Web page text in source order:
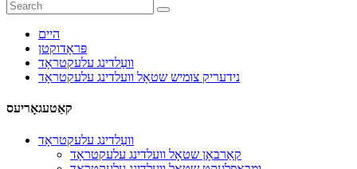
היים
פּראָדוקטן
וועַלדינג עלעקטראָד
נידעריק צומיש שטאָל וועלדינג עלעקטראָד
קאַטעגאָריעס
וועַלדינג עלעקטראָד
קאַרבאָן שטאָל וועלדינג עלעקטראָד